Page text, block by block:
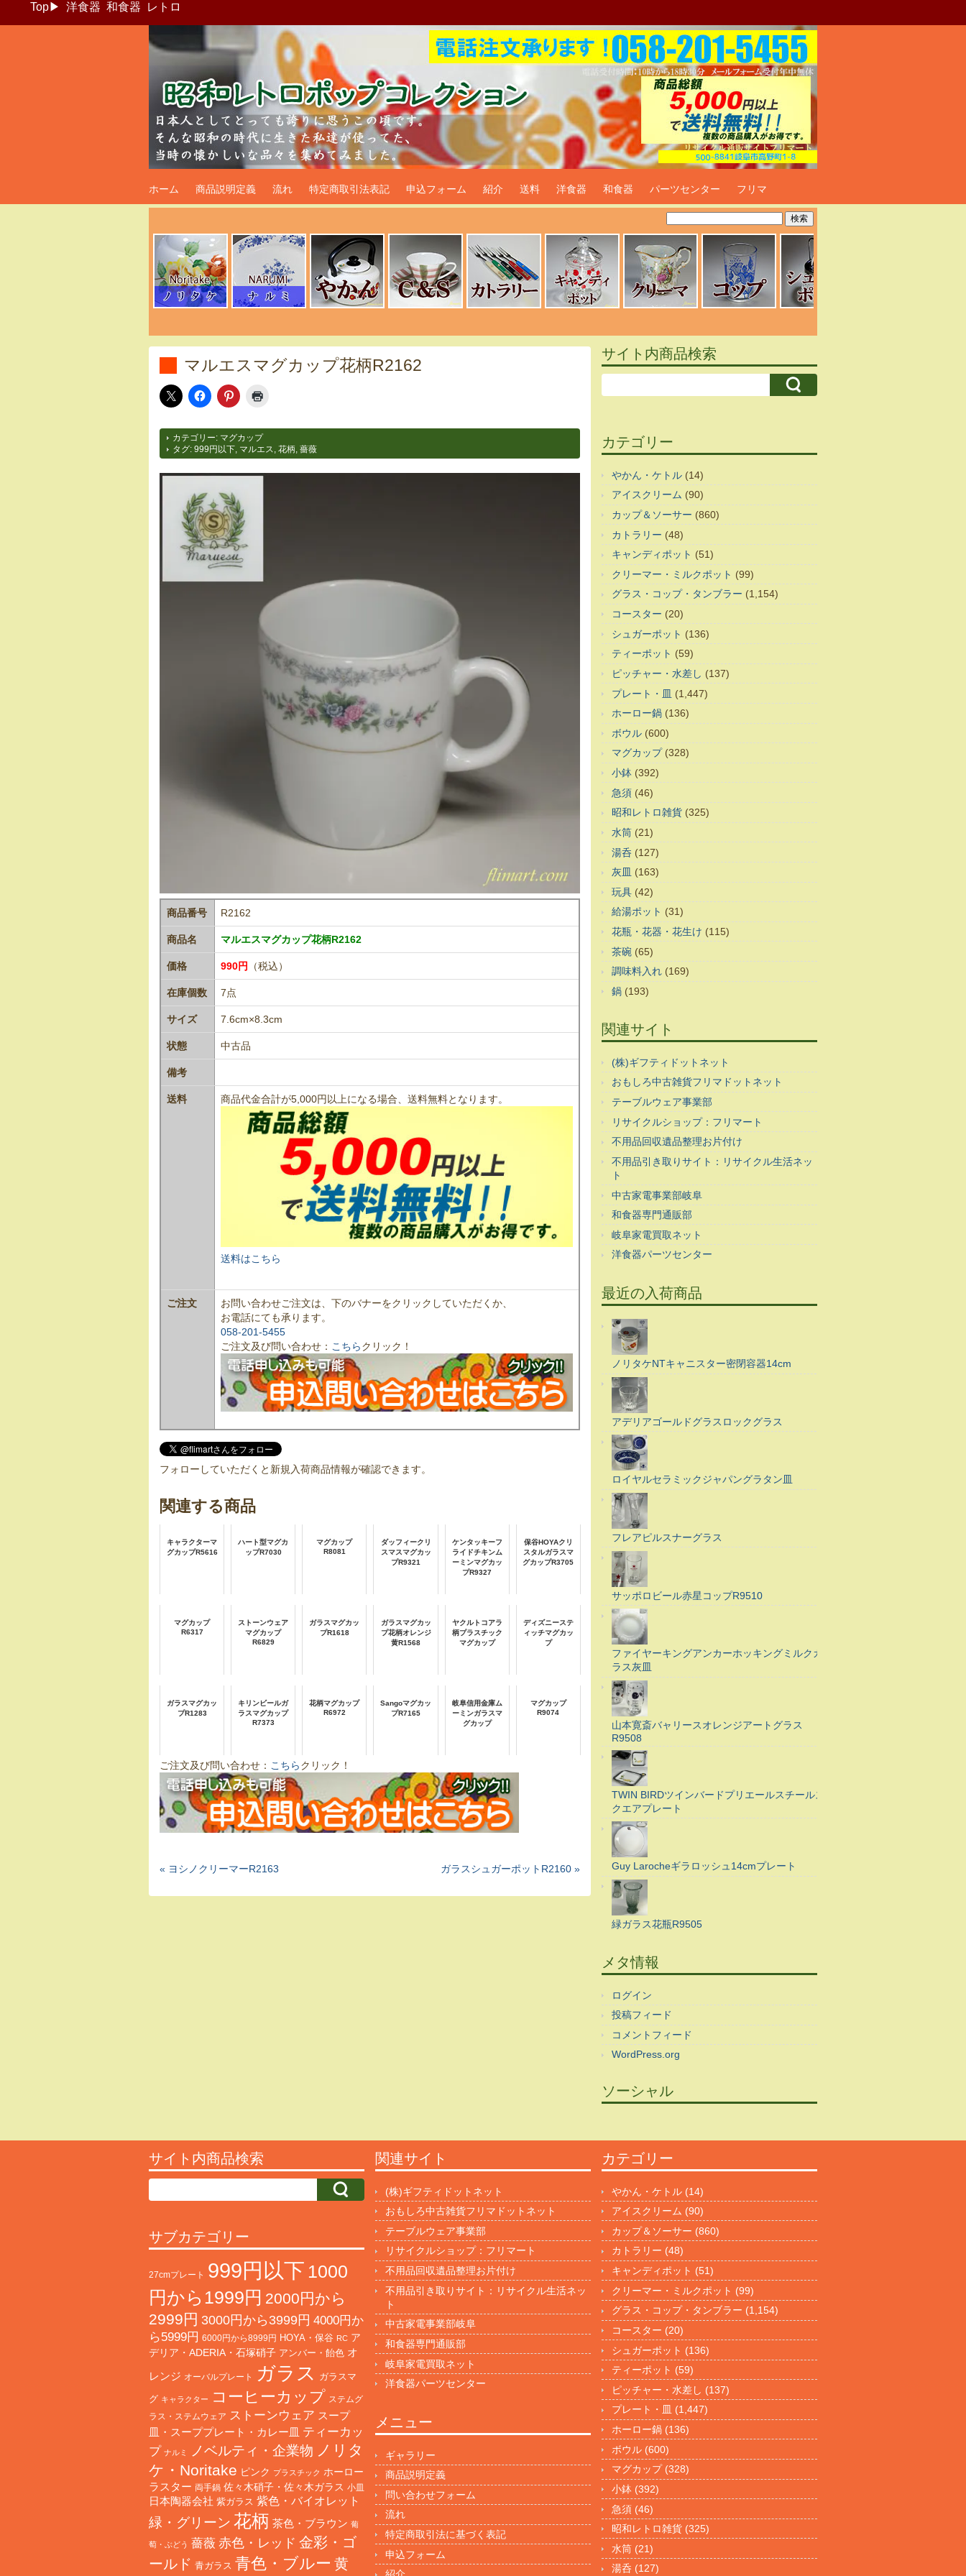
Top▶ 洋食器 和食器 レトロ
昭和レトロポップ食器生活雑貨通販＠フリマート
ホーム 商品説明定義 流れ 特定商取引法表記 申込フォーム 紹介 送料 洋食器 和食器 パーツセンター フリマ
マルエスマグカップ花柄R2162
カテゴリー: マグカップ
タグ: 999円以下 マルエス 花柄 薔薇
商品番号 R2162
商品名 マルエスマグカップ花柄R2162
価格 990円 （税込）
在庫個数 7点
サイズ 7.6cm×8.3cm
状態 中古品
備考
送料 商品代金合計が5,000円以上になる場合、送料無料となります。
送料はこちら
ご注文
お問い合わせご注文は、下のバナーをクリックしていただくか、
お電話にても承ります。
058-201-5455
ご注文及び問い合わせ： こちらクリック！
フォローしていただくと新規入荷商品情報が確認できます。
関連する商品
キャラクターマ
グカップR5616
ハート型マグカ
ップR7030
マグカップ
R8081
ダッフィークリ
スマスマグカッ
プR9321
ケンタッキーフ
ライドチキンム
ーミンマグカッ
プR9327
保谷HOYAクリ
スタルガラスマ
グカップR3705
マグカップ
R6317
ストーンウェア
マグカップ
R6829
ガラスマグカッ
プR1618
ガラスマグカッ
プ花柄オレンジ
黄R1568
ヤクルトコアラ
柄プラスチック
マグカップ
ディズニーステ
ィッチマグカッ
プ
ガラスマグカッ
プR1283
キリンビールガ
ラスマグカップ
R7373
花柄マグカップ
R6972
Sangoマグカッ
プR7165
岐阜信用金庫ム
ーミンガラスマ
グカップ
マグカップ
R9074
ご注文及び問い合わせ： こちらクリック！
« ヨシノクリーマーR2163 ガラスシュガーポットR2160 »
サイト内商品検索
カテゴリー
やかん・ケトル (14)
アイスクリーム (90)
カップ＆ソーサー (860)
カトラリー (48)
キャンディポット (51)
クリーマー・ミルクポット (99)
グラス・コップ・タンブラー (1,154)
コースター (20)
シュガーポット (136)
ティーポット (59)
ピッチャー・水差し (137)
プレート・皿 (1,447)
ホーロー鍋 (136)
ボウル (600)
マグカップ(328)
小鉢 (392)
急須 (46)
昭和レトロ雑貨 (325)
水筒 (21)
湯呑 (127)
灰皿 (163)
玩具 (42)
給湯ポット (31)
花瓶・花器・花生け (115)
茶碗 (65)
調味料入れ (169)
鍋 (193)
関連サイト
(株)ギフティドットネット
おもしろ中古雑貨フリマドットネット
テーブルウェア事業部
リサイクルショップ：フリマート
不用品回収遺品整理お片付け
不用品引き取りサイト：リサイクル生活ネッ
ト
中古家電事業部岐阜
和食器専門通販部
岐阜家電買取ネット
洋食器パーツセンター
最近の入荷商品
ノリタケNTキャニスター密閉容器14cm
アデリアゴールドグラスロックグラス
ロイヤルセラミックジャパングラタン皿
フレアピルスナーグラス
サッポロビール赤星コップR9510
ファイヤーキングアンカーホッキングミルクガ
ラス灰皿
山本寛斎バャリースオレンジアートグラス
R9508
TWIN BIRDツインバードプリエールスチールス
クエアプレート
Guy Larocheギラロッシュ14cmプレート
緑ガラス花瓶R9505
メタ情報
ログイン
投稿フィード
コメントフィード
WordPress.org
ソーシャル
サイト内商品検索 関連サイト
(株)ギフティドットネット
おもしろ中古雑貨フリマドットネット
テーブルウェア事業部
リサイクルショップ：フリマート
不用品回収遺品整理お片付け
不用品引き取りサイト：リサイクル生活ネッ
ト
中古家電事業部岐阜
和食器専門通販部
岐阜家電買取ネット
洋食器パーツセンター
カテゴリー
やかん・ケトル (14)
アイスクリーム (90)
カップ＆ソーサー (860)
カトラリー (48)
キャンディポット (51)
クリーマー・ミルクポット (99)
グラス・コップ・タンブラー (1,154)
コースター (20)
シュガーポット (136)
ティーポット (59)
ピッチャー・水差し (137)
プレート・皿 (1,447)
ホーロー鍋 (136)
ボウル (600)
マグカップ(328)
小鉢 (392)
急須 (46)
昭和レトロ雑貨 (325)
水筒 (21)
湯呑 (127)
サブカテゴリー
27cmプレート 999円以下 1000
円から1999円 2000円から
2999円 3000円から3999円 4000円か
ら5999円 6000円から8999円 HOYA・保谷 RC ア
デリア・ADERIA・石塚硝子 アンバー・飴色 オ
レンジ オーバルプレート ガラス ガラスマ
グ キャラクター コーヒーカップ ステムグ
ラス・ステムウェア ストーンウェア スープ
皿・スーププレート・カレー皿 ティーカッ
プ ナルミ ノベルティ・企業物 ノリタ
ケ・Noritake ピンク プラスチック ホーロー
ラスター 両手鍋 佐々木硝子・佐々木ガラス 小皿
日本陶器会社 紫ガラス 紫色・バイオレット
緑・グリーン 花柄 茶色・ブラウン 葡
萄・ぶどう 薔薇 赤色・レッド 金彩・ゴ
ールド 青ガラス 青色・ブルー 黄
メニュー
ギャラリー
商品説明定義
問い合わせフォーム
流れ
特定商取引法に基づく表記
申込フォーム